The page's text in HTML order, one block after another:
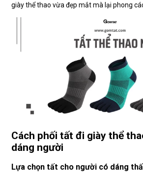
giày thể thao vừa đẹp mắt mà lại phong
Cách phối tất đi giày thể
dáng người
Lựa chọn tất cho người có dáng